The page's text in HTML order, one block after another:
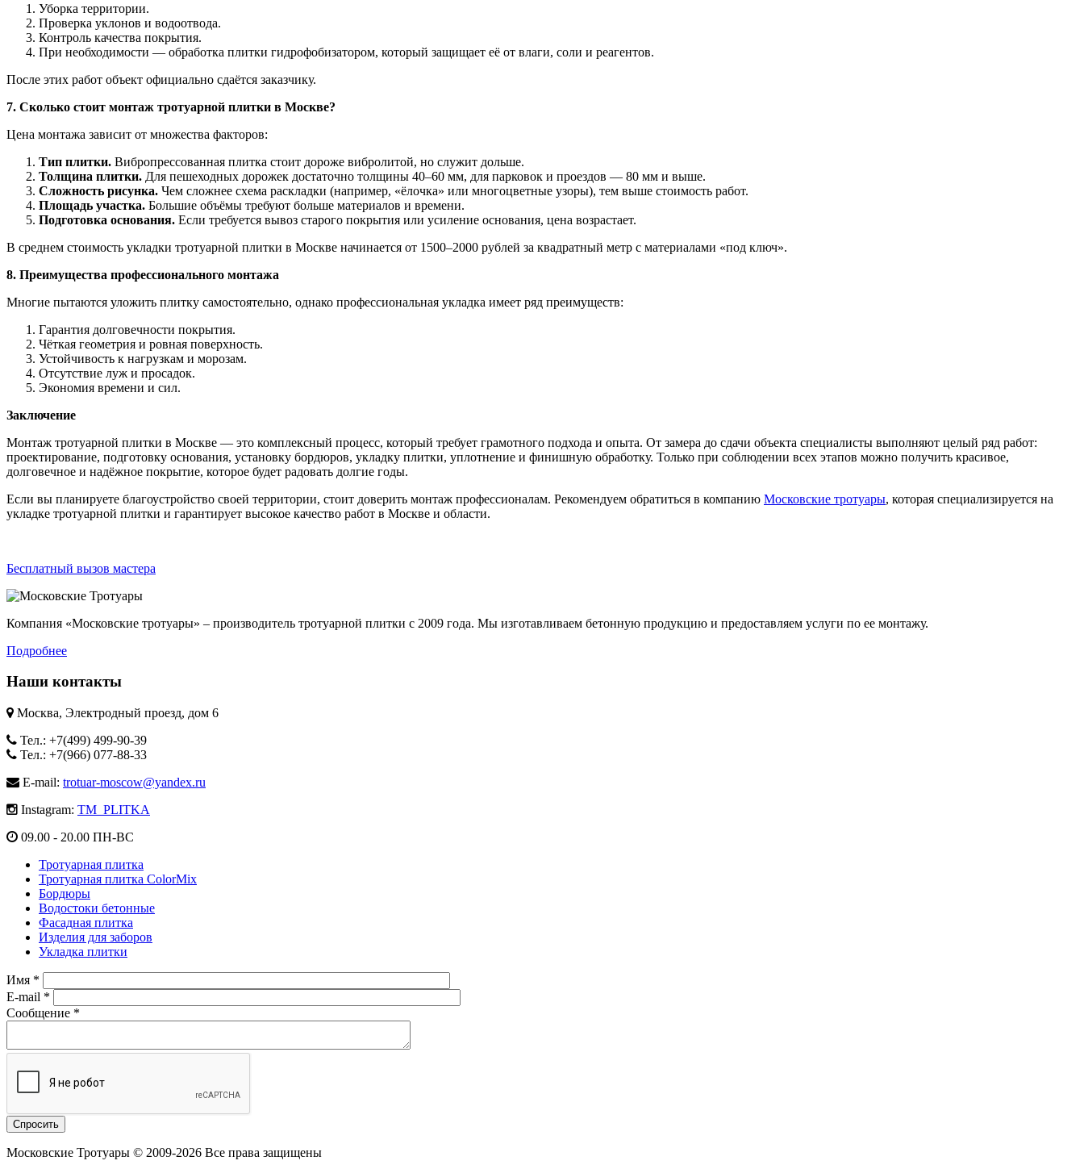
Уборка территории.
Проверка уклонов и водоотвода.
Контроль качества покрытия.
При необходимости — обработка плитки гидрофобизатором, который защищает её от влаги, соли и реагентов.
После этих работ объект официально сдаётся заказчику.
7. Сколько стоит монтаж тротуарной плитки в Москве?
Цена монтажа зависит от множества факторов:
Тип плитки. Вибропрессованная плитка стоит дороже вибролитой, но служит дольше.
Толщина плитки. Для пешеходных дорожек достаточно толщины 40–60 мм, для парковок и проездов — 80 мм и выше.
Сложность рисунка. Чем сложнее схема раскладки (например, «ёлочка» или многоцветные узоры), тем выше стоимость работ.
Площадь участка. Большие объёмы требуют больше материалов и времени.
Подготовка основания. Если требуется вывоз старого покрытия или усиление основания, цена возрастает.
В среднем стоимость укладки тротуарной плитки в Москве начинается от 1500–2000 рублей за квадратный метр с материалами «под ключ».
8. Преимущества профессионального монтажа
Многие пытаются уложить плитку самостоятельно, однако профессиональная укладка имеет ряд преимуществ:
Гарантия долговечности покрытия.
Чёткая геометрия и ровная поверхность.
Устойчивость к нагрузкам и морозам.
Отсутствие луж и просадок.
Экономия времени и сил.
Заключение
Монтаж тротуарной плитки в Москве — это комплексный процесс, который требует грамотного подхода и опыта. От замера до сдачи объекта специалисты выполняют целый ряд работ:
проектирование, подготовку основания, установку бордюров, укладку плитки, уплотнение и финишную обработку. Только при соблюдении всех этапов можно получить красивое,
долговечное и надёжное покрытие, которое будет радовать долгие годы.
Если вы планируете благоустройство своей территории, стоит доверить монтаж профессионалам. Рекомендуем обратиться в компанию Московские тротуары, которая специализируется на
укладке тротуарной плитки и гарантирует высокое качество работ в Москве и области.
Бесплатный вызов мастера
Компания «Московские тротуары» – производитель тротуарной плитки с 2009 года. Мы изготавливаем бетонную продукцию и предоставляем услуги по ее монтажу.
Подробнее
Наши контакты
Москва, Электродный проезд, дом 6
Тел.: +7(499) 499-90-39
Тел.: +7(966) 077-88-33
E-mail: trotuar-moscow@yandex.ru
Instagram: TM_PLITKA
09.00 - 20.00 ПН-ВС
Тротуарная плитка
Тротуарная плитка ColorMix
Бордюры
Водостоки бетонные
Фасадная плитка
Изделия для заборов
Укладка плитки
Имя *
E-mail *
Сообщение *
Московские Тротуары © 2009-2026 Все права защищены